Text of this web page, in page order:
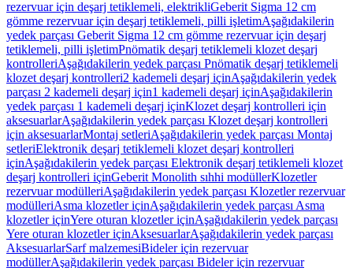
rezervuar için deşarj tetiklemeli, elektrikliGeberit Sigma 12 cm
gömme rezervuar için deşarj tetiklemeli, pilli işletimAşağıdakilerin
yedek parçası Geberit Sigma 12 cm gömme rezervuar için deşarj
tetiklemeli, pilli işletimPnömatik deşarj tetiklemeli klozet deşarj
kontrolleriAşağıdakilerin yedek parçası Pnömatik deşarj tetiklemeli
klozet deşarj kontrolleri2 kademeli deşarj içinAşağıdakilerin yedek
parçası 2 kademeli deşarj için1 kademeli deşarj içinAşağıdakilerin
yedek parçası 1 kademeli deşarj içinKlozet deşarj kontrolleri için
aksesuarlarAşağıdakilerin yedek parçası Klozet deşarj kontrolleri
için aksesuarlarMontaj setleriAşağıdakilerin yedek parçası Montaj
setleriElektronik deşarj tetiklemeli klozet deşarj kontrolleri
içinAşağıdakilerin yedek parçası Elektronik deşarj tetiklemeli klozet
deşarj kontrolleri içinGeberit Monolith sıhhi modüllerKlozetler
rezervuar modülleriAşağıdakilerin yedek parçası Klozetler rezervuar
modülleriAsma klozetler içinAşağıdakilerin yedek parçası Asma
klozetler içinYere oturan klozetler içinAşağıdakilerin yedek parçası
Yere oturan klozetler içinAksesuarlarAşağıdakilerin yedek parçası
AksesuarlarSarf malzemesiBideler için rezervuar
modüllerAşağıdakilerin yedek parçası Bideler için rezervuar